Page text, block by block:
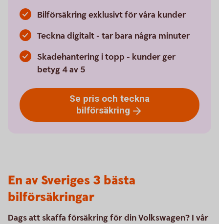
Bilförsäkring exklusivt för våra kunder
Teckna digitalt - tar bara några minuter
Skadehantering i topp - kunder ger
betyg 4 av 5
Se pris och teckna
bilförsäkring
En av Sveriges 3 bästa
bilförsäkringar
Dags att skaffa försäkring för din Volkswagen? I vår